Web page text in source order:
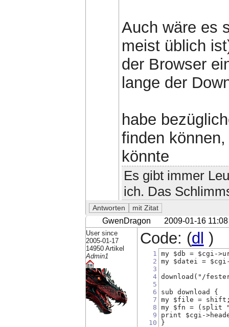
Auch wäre es
meist üblich
der Browser
lange der
habe
finden
könnte
Es gibt immer
ich. Das
GwenDragon 2009-01-16 11:08
User since
2005-01-17
14950 Artikel
Admin1
Code: (dl )
1
2
3
4
5
6
7
8
9
10
my $db = $cgi-
my $datei =
download("/
sub download {
my $file =
my $fn =
print $cgi-
}